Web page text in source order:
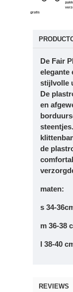
gratis
De Fair
elegante
stijlvolle
De
en
de
maten:
s 34-
m 36-38
l 38-40
REVIEWS